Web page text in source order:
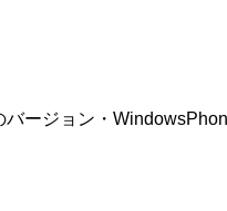
ージョン・